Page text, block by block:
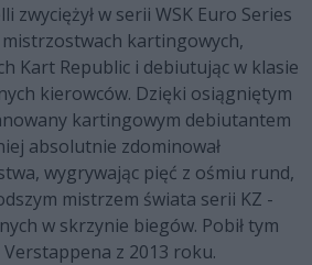
zwyciężył w serii WSK Euro Series
kartingowych,
Kart Republic i debiutując w klasie
kierowców. Dzięki osiągniętym
kartingowym debiutantem
absolutnie zdominował
wygrywając pięć z ośmiu rund,
mistrzem świata serii KZ -
w skrzynie biegów. Pobił tym
z 2013 roku.